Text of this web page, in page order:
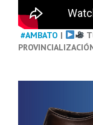
#AMBATO |